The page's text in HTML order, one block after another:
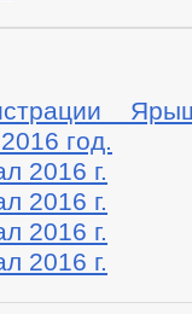
год.
2016 г.
2016 г.
2016 г.
2016 г.